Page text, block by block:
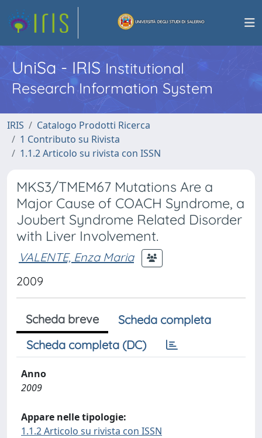
UniSa - IRISInstitutional
Research Information System
IRIS
Catalogo Prodotti Ricerca
1 Contributo su Rivista
1.1.2 Articolo su rivista con ISSN
MKS3/TMEM67 Mutations Are a
Major Cause of COACH Syndrome, a
Joubert Syndrome Related Disorder
with Liver Involvement.
VALENTE, Enza Maria
2009
Scheda breve
Scheda completa
Scheda completa (DC)
Anno
2009
Appare nelle tipologie:
1.1.2 Articolo su rivista con ISSN